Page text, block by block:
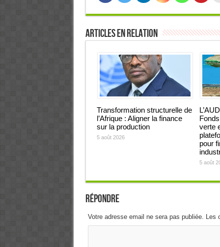
Articles en relation
Transformation structurelle de
l’Afrique : Aligner la finance
sur la production
5 août 2026
verte
pour
5 août
Répondre
Votre adresse email ne sera pas publiée.